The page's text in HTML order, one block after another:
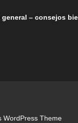
– consejos
WordPress Theme